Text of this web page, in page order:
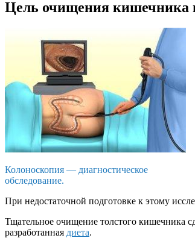
Цель очищения кишечника
Колоноскопия — диагностическое
обследование.
При недостаточной подготовке к этому
Тщательное очищение толстого кишечника
разработанная диета.